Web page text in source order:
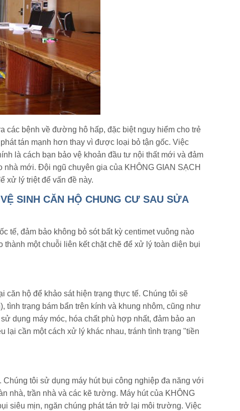
bệnh về đường hô hấp, đặc biệt nguy hiểm cho trẻ
tán mạnh hơn thay vì được loại bỏ tận gốc. Việc
là cách bạn bảo vệ khoản đầu tư nội thất mới và đảm
mới. Đội ngũ chuyên gia của KHÔNG GIAN SẠCH
xử lý triệt để vấn đề này.
SINH CĂN HỘ CHUNG CƯ SAU SỬA
tế, đảm bảo không bỏ sót bất kỳ centimet vuông nào
một chuỗi liên kết chặt chẽ để xử lý toàn diện bụi
căn hộ để khảo sát hiện trạng thực tế. Chúng tôi sẽ
tình trạng bám bẩn trên kính và khung nhôm, cũng như
dụng máy móc, hóa chất phù hợp nhất, đảm bảo an
lại cần một cách xử lý khác nhau, tránh tình trạng "tiền
. Chúng tôi sử dụng máy hút bụi công nghiệp đa năng với
nhà, trần nhà và các kẽ tường. Máy hút của KHÔNG
siêu mịn, ngăn chúng phát tán trở lại môi trường. Việc